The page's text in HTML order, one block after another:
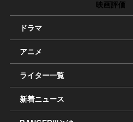
映画評価
ドラマ
アニメ
ライター一覧
新着ニュース